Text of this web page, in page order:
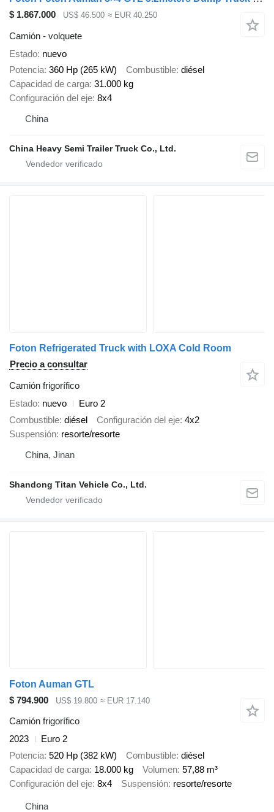
$ 1.867.000 US$ 46.500 ≈ EUR 40.250
Camión - volquete
Estado nuevo
Potencia 360 Hp (265 kW) Combustible diésel
Capacidad de carga 31.000 kg
Configuración del eje 8x4
China
China Heavy Semi Trailer Truck Co., Ltd.
Foton Refrigerated Truck with LOXA Cold Room
Precio a consultar
Camión frigorífico
Estado nuevo
Euro 2
Combustible diésel Configuración del eje 4x2
Suspensión resorte/resorte
China, Jinan
Shandong Titan Vehicle Co., Ltd.
Foton Auman GTL
$ 794.900
US$ 19.800 ≈ EUR 17.140
Camión frigorífico
2023
Euro 2
Potencia 520 Hp (382 kW) Combustible diésel
Capacidad de carga 18.000 kg Volumen 57,88 m³
Configuración del eje 8x4 Suspensión resorte/resorte
China